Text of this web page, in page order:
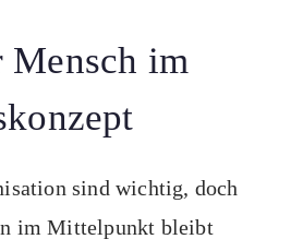
Mensch im
sind wichtig, doch
im Mittelpunkt bleibt